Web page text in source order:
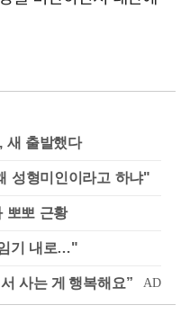
새 출발했다
성형미인이라고 하냐"
뽀뽀 근황
기 내로…"